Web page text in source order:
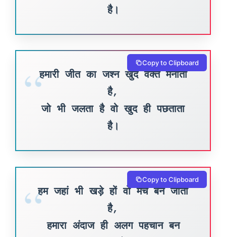
है।
हमारी जीत का जश्न खुद वक्त मनाता
है,
जो भी जलता है वो खुद ही पछताता
है।
Copy to Clipboard
हम जहां भी खड़े हों वो मंच बन जाता
है,
हमारा अंदाज ही अलग पहचान बन
Copy to Clipboard